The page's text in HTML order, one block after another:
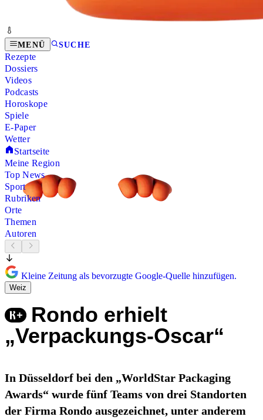
MENÜ SUCHE
Rezepte
Dossiers
Videos
Podcasts
Horoskope
Spiele
E-Paper
Wetter
Startseite
Meine Region
Top News
Sport
Rubriken
Orte
Themen
Autoren
Kleine Zeitung als bevorzugte Google-Quelle hinzufügen.
Weiz
Rondo erhielt
„Verpackungs-Oscar“
In Düsseldorf bei den „WorldStar Packaging
Awards“ wurde fünf Teams von drei Standorten
der Firma Rondo ausgezeichnet, unter anderem